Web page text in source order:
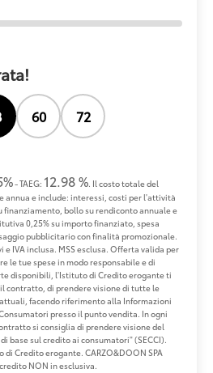
60 72
- TAEG: 12.98 %. Il costo totale del
annua e include: interessi, costi per l'attività
bollo su rendiconto annuale e
0,25% su importo finanziato, spesa
pubblicitario con finalità promozionale.
IVA inclusa. MSS esclusa. Offerta valida per
le tue spese in modo responsabile e di
disponibili, l'Istituto di Credito erogante ti
contratto, di prendere visione di tutte le
facendo riferimento alla Informazioni
presso il punto vendita. In ogni
si consiglia di prendere visione del
base sul credito ai consumatori" (SECCI).
Credito erogante. CARZO&DOON SPA
NON in esclusiva.